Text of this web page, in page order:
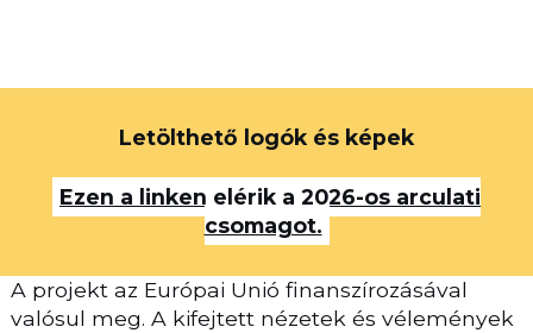
Letölthető logók és képek
Ezen a linken elérik a 2026-os arculati
csomagot.
A projekt az Európai Unió finanszírozásával
valósul meg. A kifejtett nézetek és vélemények